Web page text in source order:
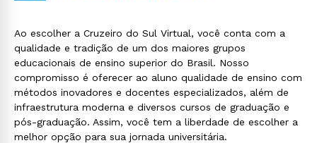
Ao escolher a Cruzeiro do Sul Virtual, você conta com a
qualidade e tradição de um dos maiores grupos
educacionais de ensino superior do Brasil. Nosso
compromisso é oferecer ao aluno qualidade de ensino com
métodos inovadores e docentes especializados, além de
infraestrutura moderna e diversos cursos de graduação e
pós-graduação. Assim, você tem a liberdade de escolher a
melhor opção para sua jornada universitária.